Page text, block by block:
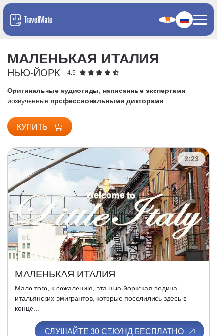
МАЛЕНЬКАЯ ИТАЛИЯ
НЬЮ-ЙОРК 4.5
Оригинальные аудиогиды
написанные экспертами
иозвученные профессиональными дикторами
КУПИТЬ
2:23
МАЛЕНЬКАЯ ИТАЛИЯ
Мало того, к сожалению, эта нью-йоркская родина
итальянских эмигрантов, которые поселились здесь в
конце...
СЛУШАЙТЕ 30 СЕКУНД БЕСПЛАТНО